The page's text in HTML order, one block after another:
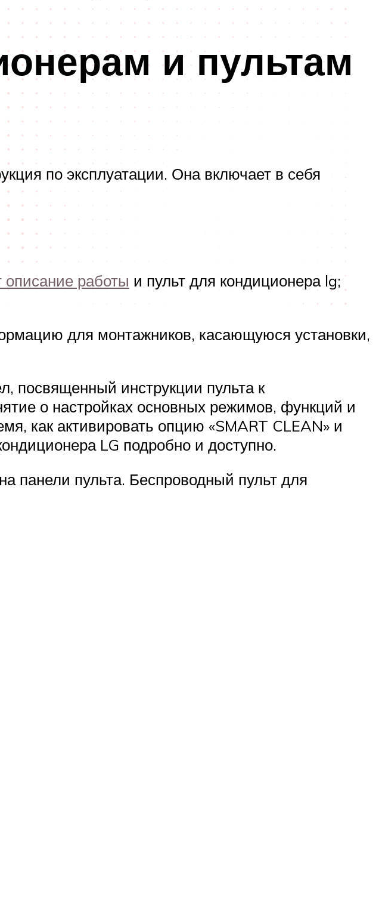
и пультам
по эксплуатации. Она включает в себя
описание работы и пульт для кондиционера lg;
для монтажников, касающуюся установки,
посвященный инструкции пульта к
о настройках основных режимов, функций и
как активировать опцию «SMART CLEAN» и
LG подробно и доступно.
панели пульта. Беспроводный пульт для